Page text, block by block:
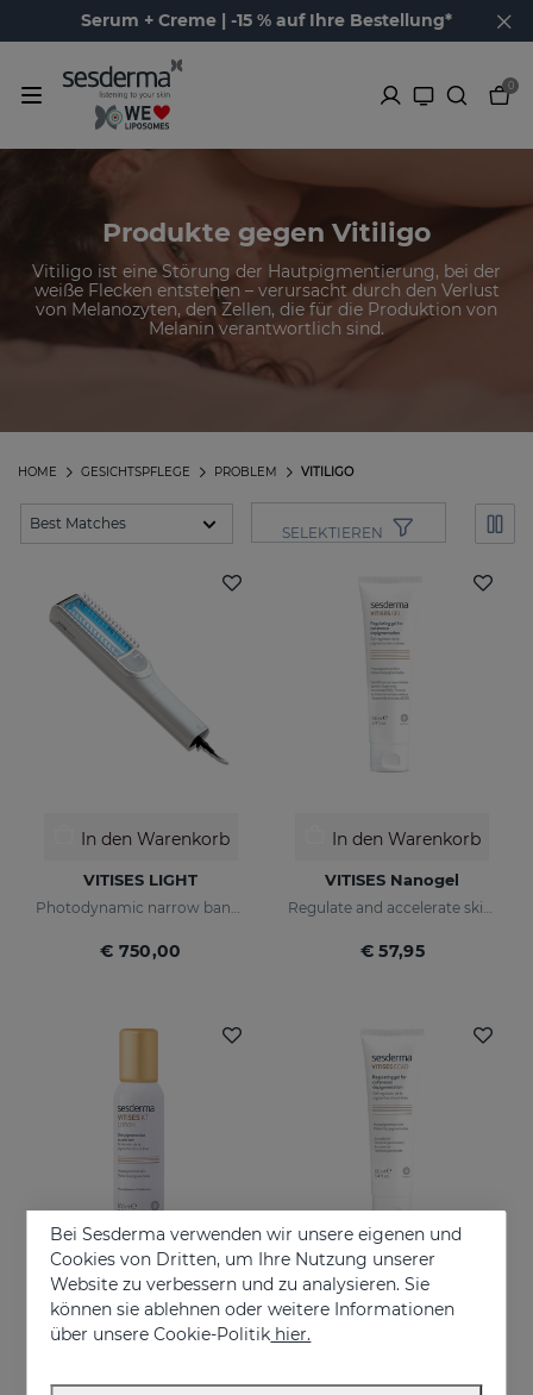
Serum + Creme | -15 % auf Ihre Bestellung*
0
Produkte gegen Vitiligo
Vitiligo ist eine Störung der Hautpigmentierung, bei der
weiße Flecken entstehen – verursacht durch den Verlust
von Melanozyten, den Zellen, die für die Produktion von
Melanin verantwortlich sind.
VITILIGO
PROBLEM
GESICHTSPFLEGE
HOME
SELEKTIEREN
In den Warenkorb
VITISES LIGHT
Photodynamic narrow bandwidth therapy device
€ 750,00
In den Warenkorb
VITISES Nanogel
Regulate and accelerate skin pigmentation
€ 57,95
In den Warenkorb
VITISES KT
In den Warenkorb
VITISES Ecad Gel 100 Ml
Bei Sesderma verwenden wir unsere eigenen und
Cookies von Dritten, um Ihre Nutzung unserer
Website zu verbessern und zu analysieren. Sie
können sie ablehnen oder weitere Informationen
über unsere Cookie-Politik hier.